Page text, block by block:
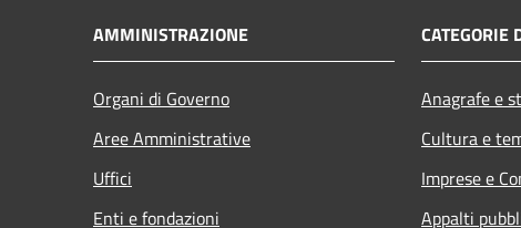
AMMINISTRAZIONE
Organi di Governo
Aree Amministrative
Uffici
Enti e fondazioni
CATEGORIE
Anagrafe e
Cultura e
Imprese e
Appalti